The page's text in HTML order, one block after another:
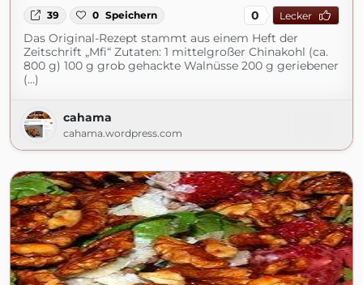
39 0 Speichern 0 Lecker
Das Original-Rezept stammt aus einem Heft der
Zeitschrift „Mfi“ Zutaten: 1 mittelgroßer Chinakohl (ca.
800 g) 100 g grob gehackte Walnüsse 200 g geriebener
(...)
cahama
cahama.wordpress.com